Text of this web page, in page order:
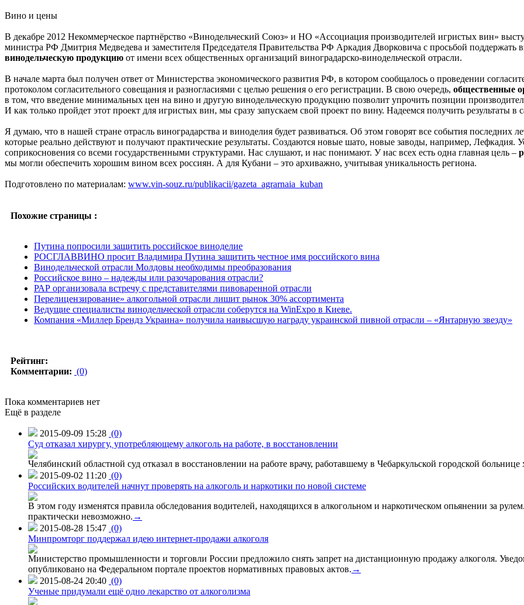
Вино и цены
В декабре 2012 Некоммерческое партнёрство «Винодельческий Союз» и НО «Ассоциация производителей игристых вин»
министра РФ Дмитрия Медведева и заместителя Председателя Правительства РФ Аркадия Дворковича с просьбой поддержать
винодельческую продукцию от имени всех общественных организаций виноградарско-винодельческой отрасли.
В начале марта был получен ответ от Министерства экономического развития РФ, в котором сообщалось о проведении
протоколом согласительного совещания и разногласиями с целью решения о его регистрации. В свою очередь, общественные
в том, что введение минимальных цен на вино и другую винодельческую продукцию позволит упрочить позиции
И как только пройдет этот проект для игристых вин, мы сразу запускаем свой проект по вину. Надеемся получить результаты
Я думаю, что в нашей стране отрасль виноградарства и виноделия будет развиваться. Об этом говорят все события
которые реально действуют и получают практические результаты. Создаются новые шато, новые заводы, например,
соприкосновения со всеми государственными структурами. Нас слушают, и нас понимают. У нас всех есть одна главная цель –
мы могли обеспечить хорошим вином всех россиян. А для Кубани – это архиважно, учитывая уникальность региона.
Подготовлено по материалам: www.vin-souz.ru/publikacii/gazeta_agrarnaia_kuban
Похожие страницы :
Путина попросили защитить российское виноделие
РОСГЛАВВИНО просит Владимира Путина защитить честное имя российского вина
Винодельческой отрасли Молдовы необходимы преобразования
Российское вино – надежды или разочарования отрасли?
РАР организовала встречу с представителями пивоваренной отрасли
Перелицензирование» алкогольной отрасли лишит рынок 30% ассортимента
Ведущие специалисты винодельческой отрасли соберутся на WinExpo в Киеве.
Компания «Миллер Брендз Украина» получила наивысшую награду украинской пивной отрасли – «Янтарную звезду»
Рейтинг:
Комментарии: (0)
Пока комментариев нет
Ещё в разделе
2015-09-09 15:28 (0)
Суд отказал хирургу, употребляющему алкоголь на работе, в восстановлении
Челябинский областной суд отказал в восстановлении на работе врачу, работавшему в Чебаркульской городской больнице
2015-09-02 11:20 (0)
Российских водителей начнут проверять на алкоголь и наркотики по новой системе
В этом году изменятся правила обследования водителей, находящихся в алкогольном и наркотическом опьянении за
практически невозможно. →
2015-08-28 15:47 (0)
Минпромторг поддержал идею интернет-продажи алкоголя
Министерство промышленности и торговли России предложило снять запрет на дистанционную продажу алкоголя.
опубликовано на Федеральном портале проектов нормативных правовых актов. →
2015-08-24 20:40 (0)
Ученые придумали ещё одно лекарство от алкоголизма